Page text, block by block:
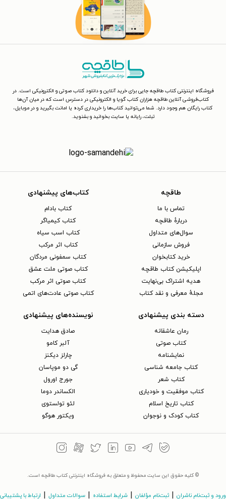
فروشگاه اینترنتی کتاب طاقچه جایی برای خرید آنلاین و دانلود کتاب صوتی و الکترونیکی است. در
کتاب‌فروشی آنلاین طاقچه هزاران کتاب گویا و الکترونیکی در دسترس است که در میان آن‌ها
کتاب رایگان هم وجود دارد. شما می‌توانید کتاب‌ها را خریداری کرده یا امانت بگیرید و در موبایل،
تبلت، رایانه یا سایت بخوانید و بشنوید.
طاقچه
تماس با ما
دربارهٔ طاقچه
سوال‌های متداول
فروش سازمانی
خرید کتابخوان
اپلیکیشن کتاب طاقچه
هدیه اشتراک بی‌نهایت
مجلهٔ معرفی و نقد کتاب
کتاب‌های پیشنهادی
کتاب بادام
کتاب کیمیاگر
کتاب اسب سیاه
کتاب اثر مرکب
کتاب سمفونی مردگان
کتاب صوتی ملت عشق
کتاب صوتی اثر مرکب
کتاب صوتی عادت‌های اتمی
دسته بندی پیشنهادی
رمان عاشقانه
کتاب‌ صوتی
نمایشنامه
کتاب جامعه شناسی
کتاب شعر
کتاب موفقیت و خودیاری
کتاب تاریخ اسلام
کتاب کودک و نوجوان
نویسنده‌های پیشنهادی
صادق هدایت
آلبر کامو
چارلز دیکنز
گی دو موپاسان
جورج اورول
الکساندر دوما
لئو تولستوی
ویکتور هوگو
© کلیه حقوق این سایت محفوظ و متعلق به فروشگاه اینترنتی کتاب طاقچه است.
ورود و ثبت‌نام ناشران ثبت‌نام مؤلفان شرایط استفاده سوالات متداول ارتباط با پشتیبانی